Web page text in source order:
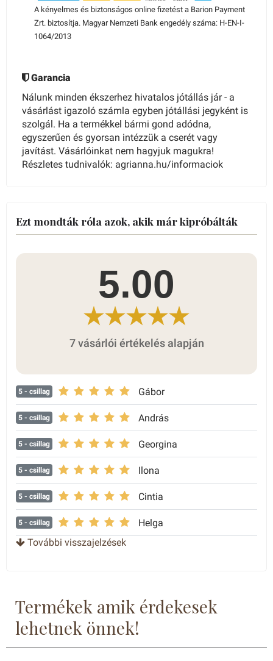
A kényelmes és biztonságos online fizetést a Barion Payment
Zrt. biztosítja. Magyar Nemzeti Bank engedély száma: H-EN-I-
1064/2013
Garancia
Nálunk minden ékszerhez hivatalos jótállás jár - a
vásárlást igazoló számla egyben jótállási jegyként is
szolgál. Ha a termékkel bármi gond adódna,
egyszerűen és gyorsan intézzük a cserét vagy
javítást. Vásárlóinkat nem hagyjuk magukra!
Részletes tudnivalók: agrianna.hu/informaciok
Ezt mondták róla azok, akik már kipróbálták
5.00
7 vásárlói értékelés alapján
5 - csillag Gábor
5 - csillag András
5 - csillag Georgina
5 - csillag Ilona
5 - csillag Cintia
5 - csillag Helga
5 - csillag
További visszajelzések
Termékek amik érdekesek
lehetnek önnek!